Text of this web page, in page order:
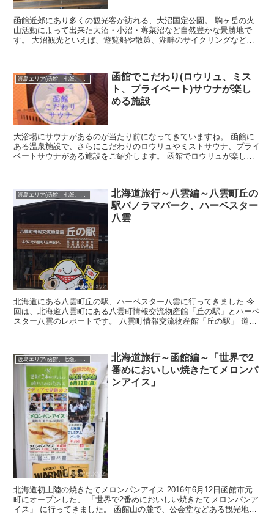
函館近郊にあり多くの観光客が訪れる、大沼国定公園。 駒ヶ岳の火
山活動によって出来た大沼・小沼・蓴菜沼など自然豊かな景勝地で
す。 大沼観光といえば、遊覧船や散策、湖畔のサイクリングなど自
渡島エリア(函館、七飯、松前･･･)
函館でこだわり(ロウリュ、ミス
ト、プライベート)サウナが楽し
める施設
大浴場にサウナがあるのが当たり前になってきていますね。 函館に
ある温泉施設で、さらにこだわりのロウリュやミストサウナ、プライ
ベートサウナがある施設をご紹介します。 函館でロウリュが楽しめ
渡島エリア(函館、七飯、松前･･･)
北海道旅行～八雲編～八雲町丘の
駅パノラマパーク、ハーベスター
八雲
北海道にある八雲町丘の駅、ハーベスター八雲に行ってきました 今
回は、北海道八雲町にある八雲町情報交流物産館「丘の駅」とハーベ
スター八雲のレポートです。 八雲町情報交流物産館「丘の駅」 道央
渡島エリア(函館、七飯、松前･･･)
北海道旅行～函館編～「世界で2
番めにおいしい焼きたてメロンパ
ンアイス」
北海道初上陸の焼きたてメロンパンアイス 2016年6月12日函館市元
町にオープンした、 「世界で2番めにおいしい焼きたてメロンパンア
イス」 に行ってきました。 函館山の麓で、公会堂などある観光地に